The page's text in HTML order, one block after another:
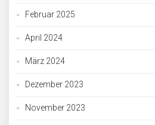
Februar 2025
April 2024
März 2024
Dezember 2023
November 2023